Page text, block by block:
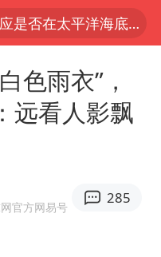
中方回应是否在太平洋海底开采稀土
以“新”破局 首发经济点亮城市消费活力
宇树科技发行价格150.80元/股
法国将禁止“未经同意的电话营销”
色雨衣”，
远看人影飘
网官方网易号
285